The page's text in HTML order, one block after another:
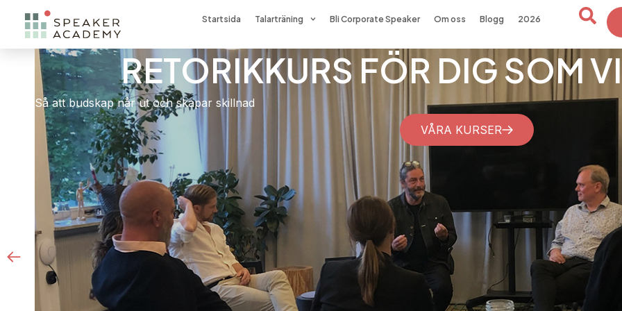
Startsida Talarträning Bli Corporate Speaker Om oss Blogg 2026
CORPORATE
Vi hjälper ledare, experter och chefer att äga scenen